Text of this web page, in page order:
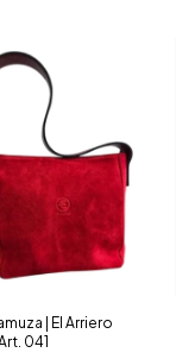
| El Arriero
041